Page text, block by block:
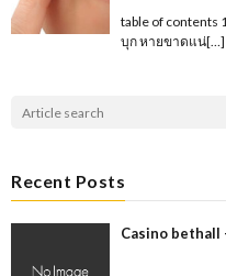
table of contents
บุก หายขาดแน่[…]
Recent Posts
Casino